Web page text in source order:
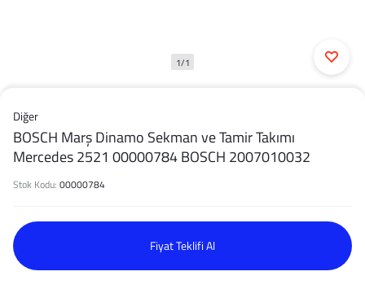
1/1
Diğer
BOSCH Marş Dinamo Sekman ve Tamir Takımı
Mercedes 2521 00000784 BOSCH 2007010032
Stok Kodu: 00000784
Fiyat Teklifi Al